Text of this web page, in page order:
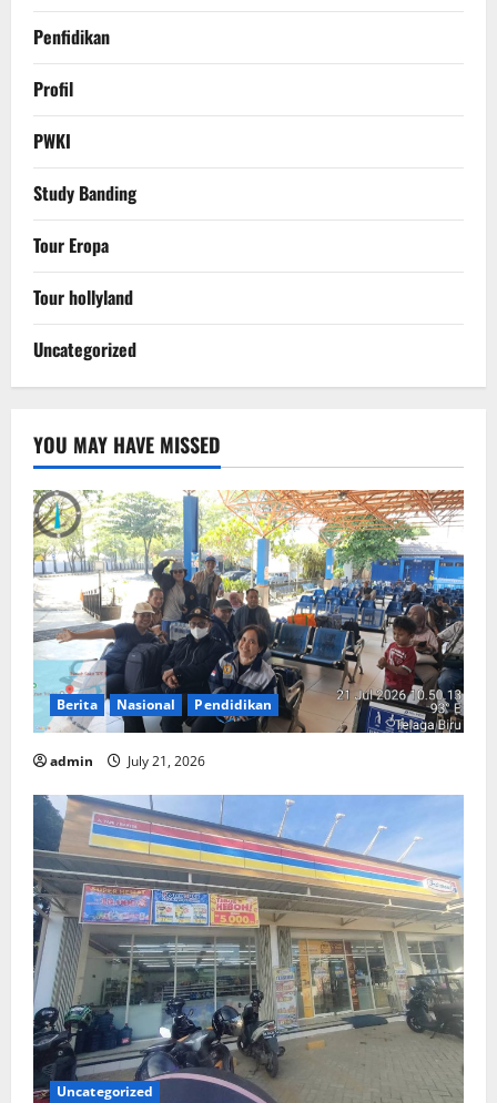
Penfidikan
Profil
PWKI
Study Banding
Tour Eropa
Tour hollyland
Uncategorized
YOU MAY HAVE MISSED
Berita Nasional Pendidikan
admin July 21, 2026
Uncategorized